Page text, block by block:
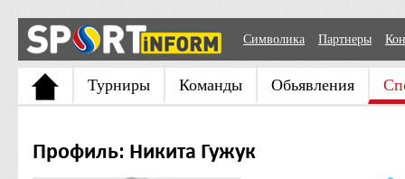
Символика Партнеры
Турниры Команды Обьявления
Профиль: Никита Гужук